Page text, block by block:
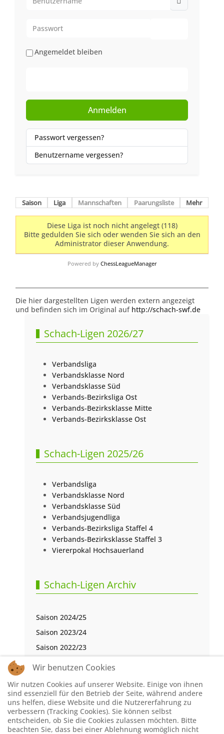
Angemeldet bleiben
Anmelden
Passwort vergessen?
Benutzername vergessen?
Saison Liga Mannschaften Paarungsliste Mehr
Diese Liga ist noch nicht angelegt (118)
Bitte gedulden Sie sich oder wenden Sie sich an den
Administrator dieser Anwendung.
Powered by ChessLeagueManager
Die hier dargestellten Ligen werden extern angezeigt
und befinden sich im Original auf http://schach-swf.de
Schach-Ligen 2026/27
Verbandsliga
Verbandsklasse Nord
Verbandsklasse Süd
Verbands-Bezirksliga Ost
Verbands-Bezirksklasse Mitte
Verbands-Bezirksklasse Ost
Schach-Ligen 2025/26
Verbandsliga
Verbandsklasse Nord
Verbandsklasse Süd
Verbandsjugendliga
Verbands-Bezirksliga Staffel 4
Verbands-Bezirksklasse Staffel 3
Viererpokal Hochsauerland
Schach-Ligen Archiv
Saison 2024/25
Saison 2023/24
Saison 2022/23
Saison 2021/22
Saison 2019/20
Saison 2018/19
Saison 2017/18
Wir benutzen Cookies
Wir nutzen Cookies auf unserer Website. Einige von ihnen
sind essenziell für den Betrieb der Seite, während andere
uns helfen, diese Website und die Nutzererfahrung zu
verbessern (Tracking Cookies). Sie können selbst
entscheiden, ob Sie die Cookies zulassen möchten. Bitte
beachten Sie, dass bei einer Ablehnung womöglich nicht